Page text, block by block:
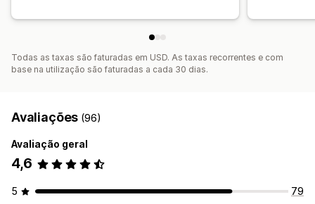
Rastreio do estado Histórico Análise de dados CAPTCHA
Todas as taxas são faturadas em USD. As taxas recorrentes e com
base na utilização são faturadas a cada 30 dias.
Avaliações (96)
Avaliação geral
4,6
5
79